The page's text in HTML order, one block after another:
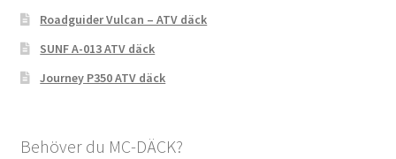
Roadguider Vulcan – ATV däck
SUNF A-013 ATV däck
Journey P350 ATV däck
Behöver du MC-DÄCK?